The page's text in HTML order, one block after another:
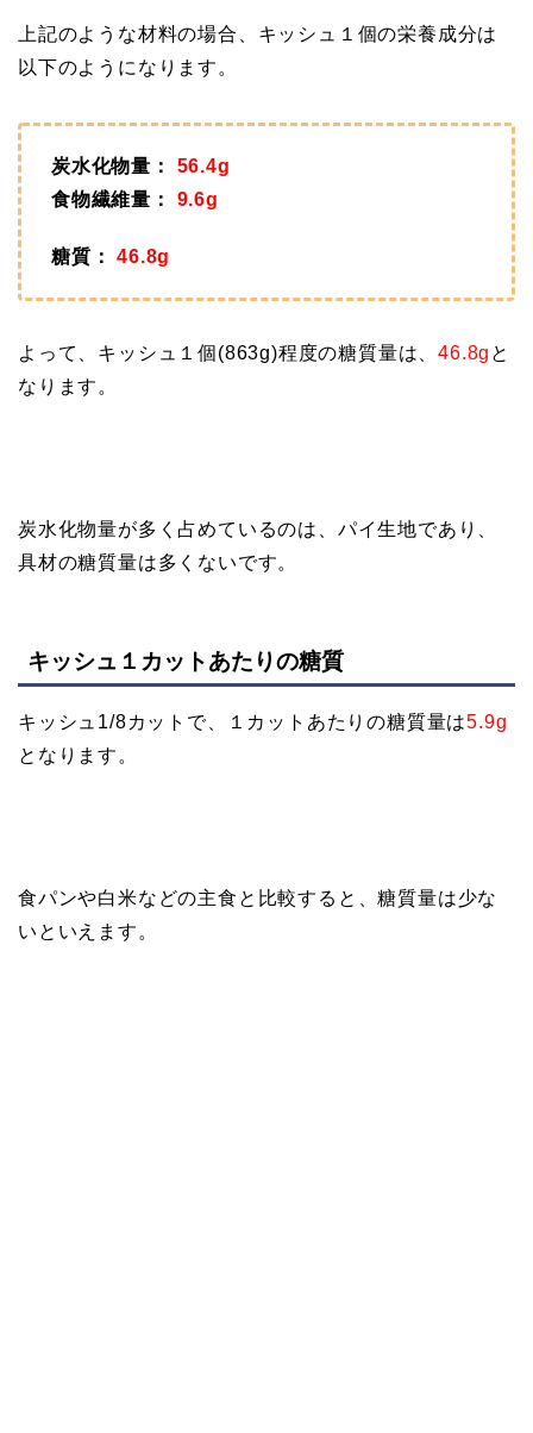
上記のような材料の場合、キッシュ１個の栄養成分は
以下のようになります。
炭水化物量：
56.4g
食物繊維量：
9.6g
糖質： 46.8g
よって、キッシュ１個(863g)程度の糖質量は、46.8g と
なります。
炭水化物量が多く占めているのは、パイ生地であり、
具材の糖質量は多くないです。
キッシュ１カットあたりの糖質
キッシュ1/8カットで、１カットあたりの糖質量は5.9g
となります。
食パンや白米などの主食と比較すると、糖質量は少な
いといえます。